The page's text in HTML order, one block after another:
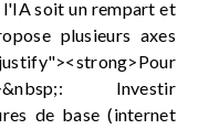
soit un rempart et
plusieurs axes
Investir
de base (internet